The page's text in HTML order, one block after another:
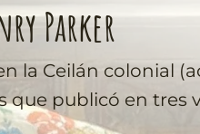
Parker
Ceilán colonial
publicó en tres